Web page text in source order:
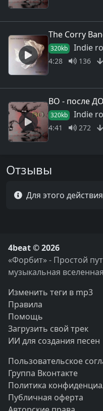
The Сorry
320kb Indie
4:28 136
ВО - после ДО
320kb Indie
4:41 272
Отзывы
Для этого
4beat © 2026
«Форбит» - Простой
музыкальная
Изменить теги в mp3
Правила
Помощь
Загрузить свой трек
ИИ для создания песен
Пользовательское
Группа Вконтакте
Политика
Публичная оферта